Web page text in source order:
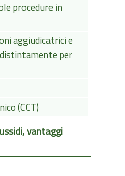
procedure in
aggiudicatrici e
per
(CCT)
vantaggi